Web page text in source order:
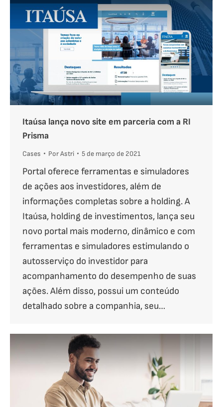
Itaúsa lança novo site em parceria com a RI
Prisma
Cases PorAstri 5 de março de 2021
Portal oferece ferramentas e simuladores
de ações aos investidores, além de
informações completas sobre a holding. A
Itaúsa, holding de investimentos, lança seu
novo portal mais moderno, dinâmico e com
ferramentas e simuladores estimulando o
autosserviço do investidor para
acompanhamento do desempenho de suas
ações. Além disso, possui um conteúdo
detalhado sobre a companhia, seu…